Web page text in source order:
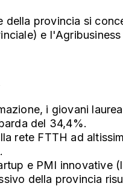
provincia si
e
i giovani
del 34,4%.
rete FTTH ad
e PMI
della provincia